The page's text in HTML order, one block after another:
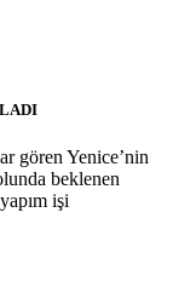
gören Yenice’nin
beklenen
işi